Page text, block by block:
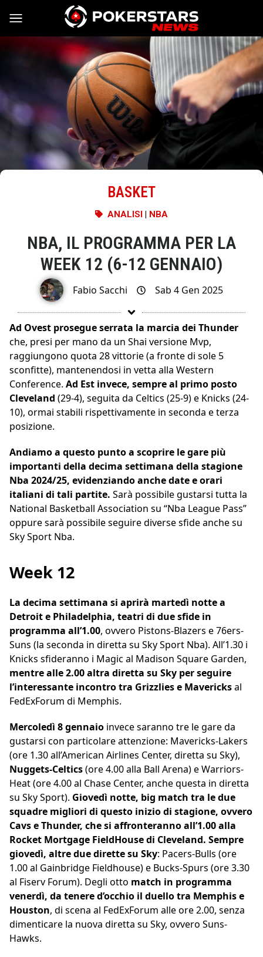
Vai al contenuto
BASKET
ANALISI | NBA
NBA, IL PROGRAMMA PER LA
WEEK 12 (6-12 GENNAIO)
Fabio Sacchi Sab 4 Gen 2025
Ad Ovest prosegue serrata la marcia dei Thunder
che, presi per mano da un Shai versione Mvp,
raggiungono quota 28 vittorie (a fronte di sole 5
sconfitte), mantenendosi in vetta alla Western
Conference. Ad Est invece, sempre al primo posto
Cleveland (29-4), seguita da Celtics (25-9) e Knicks (24-
10), ormai stabili rispettivamente in seconda e terza
posizione.
Andiamo a questo punto a scoprire le gare più
importanti della decima settimana della stagione
Nba 2024/25, evidenziando anche date e orari
italiani di tali partite. Sarà possibile gustarsi tutta la
National Basketball Association su “Nba League Pass”
oppure sarà possibile seguire diverse sfide anche su
Sky Sport Nba.
Week 12
La decima settimana si aprirà martedì notte a
Detroit e Philadelphia, teatri di due sfide in
programma all’1.00, ovvero Pistons-Blazers e 76ers-
Suns (la seconda in diretta su Sky Sport Nba). All’1.30 i
Knicks sfideranno i Magic al Madison Square Garden,
mentre alle 2.00 altra diretta su Sky per seguire
l’interessante incontro tra Grizzlies e Mavericksal
FedExForum di Memphis.
Mercoledì 8 gennaio invece saranno tre le gare da
gustarsi con particolare attenzione: Mavericks-Lakers
(ore 1.30 all’American Airlines Center, diretta su Sky),
Nuggets-Celtics(ore 4.00 alla Ball Arena) e Warriors-
Heat (ore 4.00 al Chase Center, anche questa in diretta
su Sky Sport). Giovedì notte, big match tra le due
squadre migliori di questo inizio di stagione, ovvero
Cavs e Thunder, che si affronteranno all’1.00 alla
Rocket Mortgage FieldHouse di Cleveland. Sempre
giovedì, altre due dirette su Sky: Pacers-Bulls (ore
1.00 al Gainbridge Fieldhouse) e Bucks-Spurs (ore 3.30
al Fiserv Forum). Degli otto match in programma
venerdì, da tenere d’occhio il duello tra Memphis e
Houston, di scena al FedExForum alle ore 2.00, senza
dimenticare la nuova diretta su Sky, ovvero Suns-
Hawks.